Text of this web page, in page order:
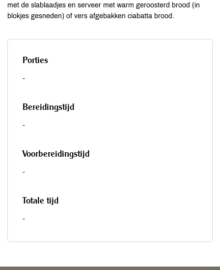
met de slablaadjes en serveer met warm geroosterd brood (in
blokjes gesneden) of vers afgebakken ciabatta brood.
Porties
-
Bereidingstijd
-
Voorbereidingstijd
-
Totale tijd
-